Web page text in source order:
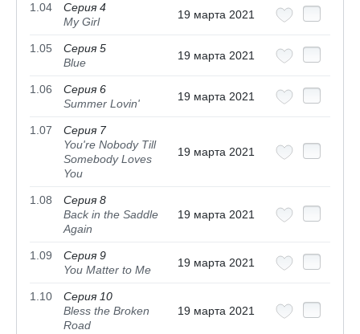
1.04
Серия 4
My Girl
19 марта 2021
1.05
Серия 5
Blue
19 марта 2021
1.06
Серия 6
Summer Lovin'
19 марта 2021
1.07
Серия 7
You're Nobody Till
Somebody Loves
You
19 марта 2021
1.08
Серия 8
Back in the Saddle
Again
19 марта 2021
1.09
Серия 9
You Matter to Me
19 марта 2021
1.10
Серия 10
Bless the Broken
Road
19 марта 2021